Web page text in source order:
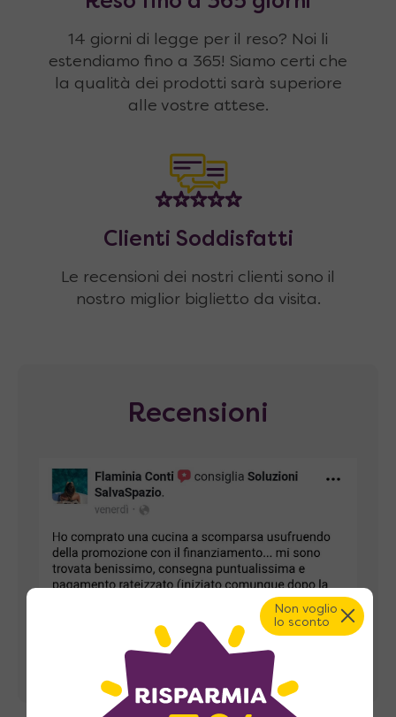
14 giorni di legge per il reso? Noi li
estendiamo fino a 365! Siamo certi che
la qualità dei prodotti sarà superiore
alle vostre attese.
Clienti Soddisfatti
Le recensioni dei nostri clienti sono il
nostro miglior biglietto da visita.
Recensioni
Non voglio
lo sconto